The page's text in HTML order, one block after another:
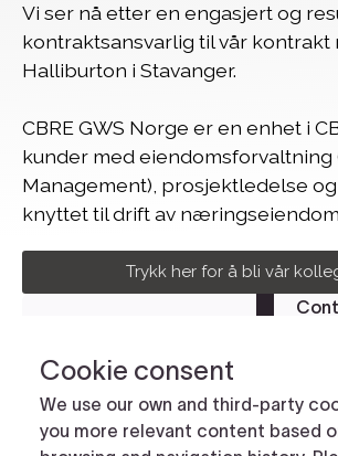
Vi ser nå etter en engasjert og
kontraktsansvarlig til vår kontrakt
Halliburton i Stavanger.
CBRE GWS Norge er en enhet i
kunder med eiendomsforvaltning
Management), prosjektledelse
knyttet til drift av
Trykk her for å bli vår